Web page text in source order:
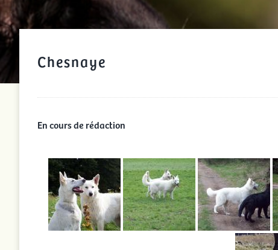
Chesnaye
En cours de rédaction